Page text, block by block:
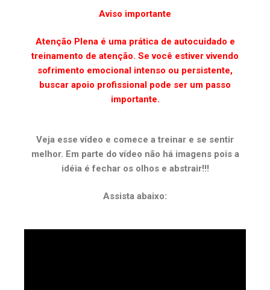
Aviso importante
Atenção Plena é uma prática de autocuidado e
treinamento de atenção. Se você estiver vivendo
sofrimento emocional intenso ou persistente,
buscar apoio profissional pode ser um passo
importante.
Veja esse vídeo e comece a treinar e se sentir
melhor. Em parte do vídeo não há imagens pois a
idéia é fechar os olhos e abstrair!!!
Assista abaixo: